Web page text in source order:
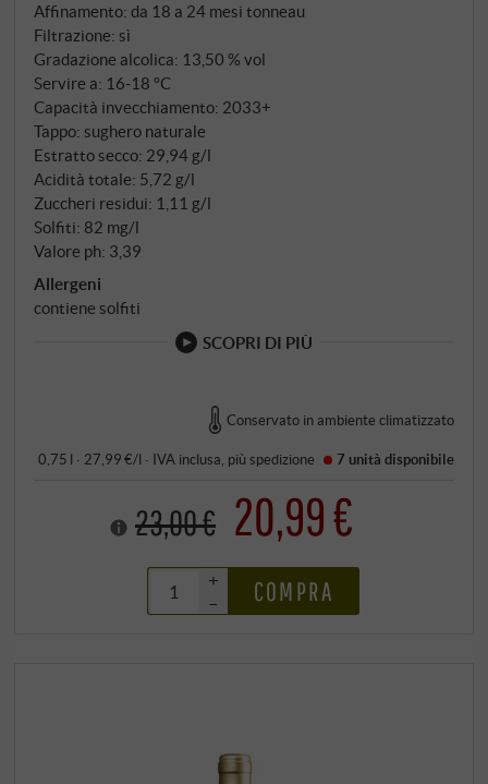
Affinamento: da 18 a 24 mesi tonneau
Filtrazione: sì
Gradazione alcolica: 13,50 % vol
Servire a: 16‑18 °C
Capacità invecchiamento: 2033+
Tappo: sughero naturale
Estratto secco: 29,94 g/l
Acidità totale: 5,72 g/l
Zuccheri residui: 1,11 g/l
Solfiti: 82 mg/l
Valore ph: 3,39
Allergeni
contiene solfiti
SCOPRI DI PIÙ
Conservato in ambiente climatizzato
0,75 l · 27,99 €/l · IVA inclusa , piùspedizione 7 unità disponibile
23,00 € 20,99 €
+
–
COMPRA